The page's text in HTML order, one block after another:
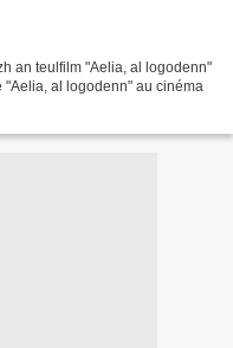
an teulfilm "Aelia, al logodenn"
al logodenn" au cinéma